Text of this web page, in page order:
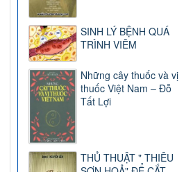
SINH LÝ BỆNH QUÁ
TRÌNH VIÊM
Những cây thuốc và vị
thuốc Việt Nam – Đỗ
Tất Lợi
THỦ THUẬT " THIÊU